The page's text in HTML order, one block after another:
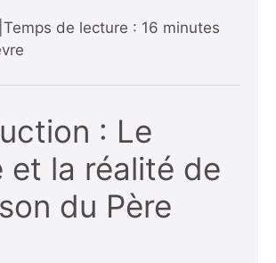
Temps de lecture : 16 minutes
: Le
et la réalité de
du Père